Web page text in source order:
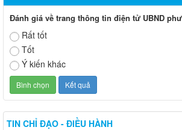
Đánh giá về trang thông tin điện tử UBND
Rất tốt
Tốt
Ý kiến khác
TIN CHỈ ĐẠO - ĐIỀU HÀNH